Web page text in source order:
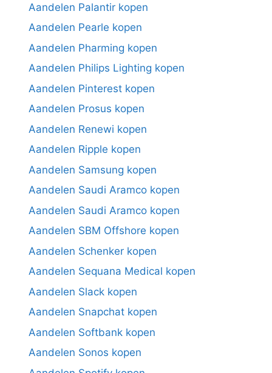
Aandelen Palantir kopen
Aandelen Pearle kopen
Aandelen Pharming kopen
Aandelen Philips Lighting kopen
Aandelen Pinterest kopen
Aandelen Prosus kopen
Aandelen Renewi kopen
Aandelen Ripple kopen
Aandelen Samsung kopen
Aandelen Saudi Aramco kopen
Aandelen Saudi Aramco kopen
Aandelen SBM Offshore kopen
Aandelen Schenker kopen
Aandelen Sequana Medical kopen
Aandelen Slack kopen
Aandelen Snapchat kopen
Aandelen Softbank kopen
Aandelen Sonos kopen